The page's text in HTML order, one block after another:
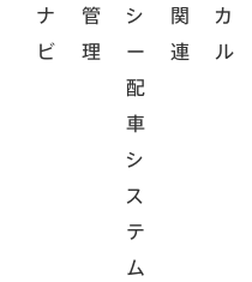
ナ
ビ
管
理
シ
ー
配
車
シ
ス
テ
ム
関
連
カ
ル